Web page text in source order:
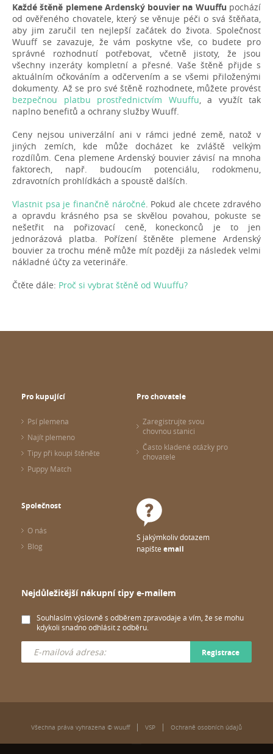
Každé štěně plemene Ardenský bouvier na Wuuffu pochází
od ověřeného chovatele, který se věnuje péči o svá štěňata,
aby jim zaručil ten nejlepší začátek do života. Společnost
Wuuff se zavazuje, že vám poskytne vše, co budete pro
správné rozhodnutí potřebovat, včetně jistoty, že jsou
všechny inzeráty kompletní a přesné. Vaše štěně přijde s
aktuálním očkováním a odčervením a se všemi přiloženými
dokumenty. Až se pro své štěně rozhodnete, můžete provést
bezpečnou platbu prostřednictvím Wuuffu , a využít tak
naplno benefitů a ochrany služby Wuuff.
Ceny nejsou univerzální ani v rámci jedné země, natož v
jiných zemích, kde může docházet ke zvláště velkým
rozdílům. Cena plemene Ardenský bouvier závisí na mnoha
faktorech, např. budoucím potenciálu, rodokmenu,
zdravotních prohlídkách a spoustě dalších.
Vlastnit psa je finančně náročné . Pokud ale chcete zdravého
a opravdu krásného psa se skvělou povahou, pokuste se
nešetřit na pořizovací ceně, koneckonců je to jen
jednorázová platba. Pořízení štěněte plemene Ardenský
bouvier za trochu méně může mít později za následek velmi
nákladné účty za veterináře.
Čtěte dále: Proč si vybrat štěně od Wuuffu?
Pro kupující
Psí plemena
Najít plemeno
Tipy při koupi štěněte
Puppy Match
Pro chovatele
Zaregistrujte svou
chovnou stanici
Často kladené otázky pro
chovatele
Společnost
O nás
Blog
S jakýmkoliv dotazem
napište email
Nejdůležitější nákupní tipy e-mailem
Souhlasím výslovně s odběrem zpravodaje a vím, že se mohu
kdykoli snadno odhlásit z odběru.
Registrace
Všechna práva vyhrazena © wuuff VSP Ochraně osobních údajů